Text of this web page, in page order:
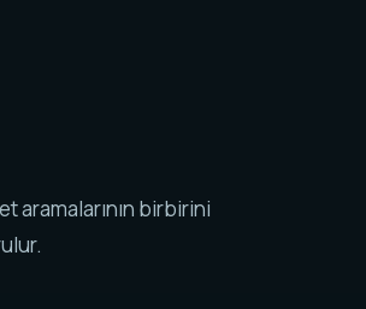
aramalarının birbirini